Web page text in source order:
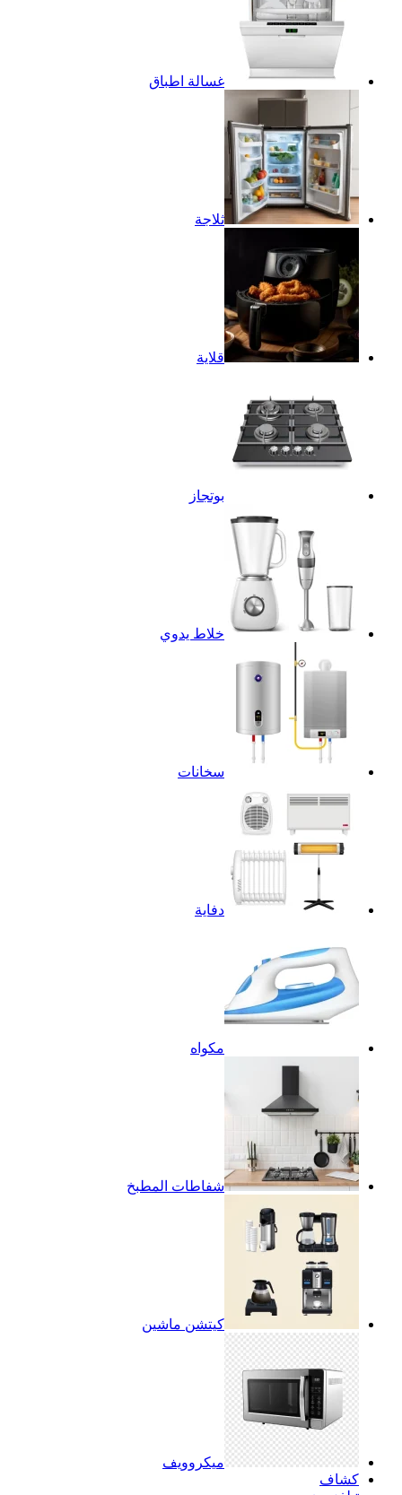
غسالة اطباق
ثلاجة
قلاية
بوتجاز
خلاط يدوي
سخانات
دفاية
مكواه
شفاطات المطبخ
كيتشن ماشين
ميكروويف
كشاف